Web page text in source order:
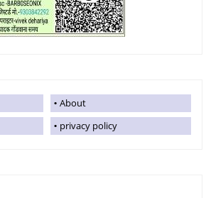
About
privacy policy